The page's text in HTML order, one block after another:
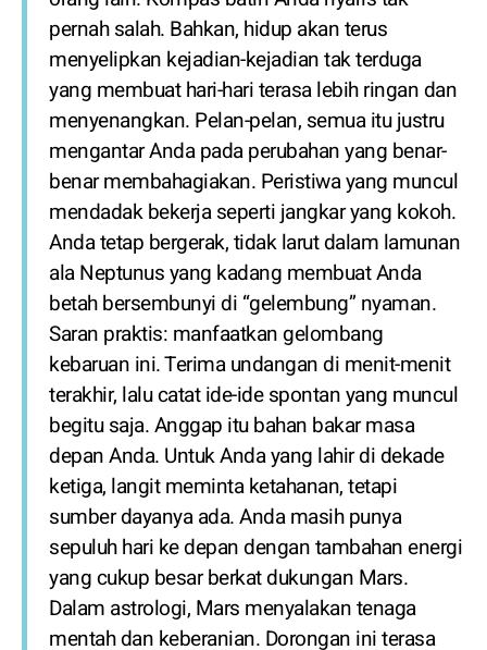
pernah salah. Bahkan, hidup akan terus
menyelipkan kejadian-kejadian tak terduga
yang membuat hari-hari terasa lebih ringan dan
menyenangkan. Pelan-pelan, semua itu justru
mengantar Anda pada perubahan yang benar-
benar membahagiakan. Peristiwa yang muncul
mendadak bekerja seperti jangkar yang kokoh.
Anda tetap bergerak, tidak larut dalam lamunan
ala Neptunus yang kadang membuat Anda
betah bersembunyi di “gelembung” nyaman.
Saran praktis: manfaatkan gelombang
kebaruan ini. Terima undangan di menit-menit
terakhir, lalu catat ide-ide spontan yang muncul
begitu saja. Anggap itu bahan bakar masa
depan Anda. Untuk Anda yang lahir di dekade
ketiga, langit meminta ketahanan, tetapi
sumber dayanya ada. Anda masih punya
sepuluh hari ke depan dengan tambahan energi
yang cukup besar berkat dukungan Mars.
Dalam astrologi, Mars menyalakan tenaga
mentah dan keberanian. Dorongan ini terasa